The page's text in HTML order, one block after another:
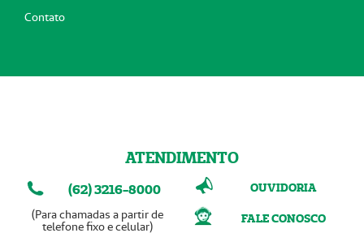
Contato
ATENDIMENTO
(62) 3216-8000
(Para chamadas a partir de
telefone fixo e celular)
OUVIDORIA
FALE CONOSCO